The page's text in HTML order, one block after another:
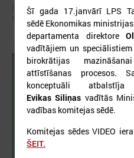
Izmaiņas siltumenerģijas apgādes
radīt būtiskus riskus
Šī gada 17.janvārī LPS
sēdē Ekonomikas
departamenta direktore
vadītājiem un
birokrātijas
attīstīšanas procesos.
konceptuāli
Evikas Siliņas vadītās
vadības komitejas sēdē.
Komitejas sēdes VIDEO
ŠEIT.